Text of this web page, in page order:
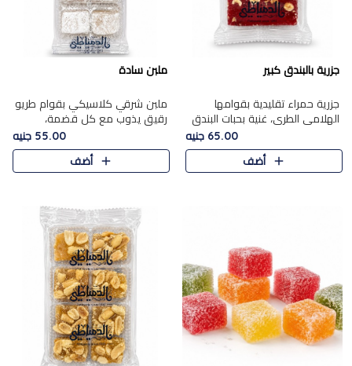
جزرية بالبندق كبير
جزرية حمراء تقليدية بقوامها
الهلامي الطري، غنية بحبات البندق
الفاخرة التي تضيف قرمشة راقية
إلى قوامها الناعم، لتقدم مزيجًا
متوازنًا من النكه..
65.00 جنيه
أضف
ملبن سادة
ملبن شرقي كلاسيكي بقوام طريو
رقيق يذوب مع كل قضمة،
مغطى بطبقة ناعمة من السكر
البودرة ليقدم المذاق الأصيل الذي
ارتبط بحلويات المولد التقليدي..
55.00 جنيه
أضف